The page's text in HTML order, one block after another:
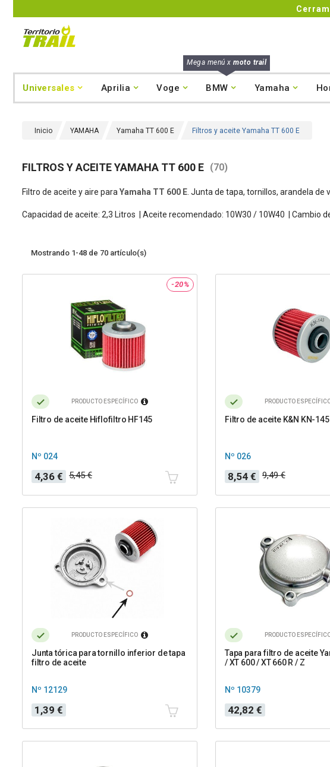
Mega menú x moto trail
Universales Aprilia Voge BMW Yamaha
Inicio YAMAHA Yamaha TT 600 E Filtros y aceite Yamaha TT 600 E
FILTROS Y ACEITE YAMAHA TT 600 E (70)
Filtro de aceite y aire para Yamaha TT 600 E . Junta de tapa, tornillos, arandela de
Capacidad de aceite: 2,3 Litros | Aceite recomendado: 10W30 / 10W40 Cambio
Mostrando 1-48 de 70 artículo(s)
-20%
PRODUCTO ESPECÍFICO
Filtro de aceite Hiflofiltro HF145
Nº 024
Precio
4,36 €
Precio
base
5,45 €
PRODUCTO
Filtro de aceite K&N KN-145
Nº 026
Precio
8,54 €
Precio
base
9,49 €
PRODUCTO ESPECÍFICO
Junta tórica para tornillo inferior de tapa
filtro de aceite
Nº 12129
Precio
1,39 €
PRODUCTO
Tapa para filtro de aceite
/ XT 600 / XT 660 R / Z
Nº 10379
Precio
42,82 €